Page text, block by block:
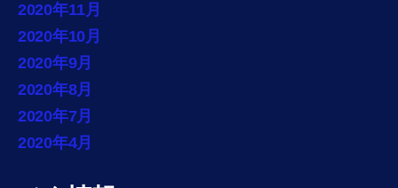
2020年11月
2020年10月
2020年9月
2020年8月
2020年7月
2020年4月